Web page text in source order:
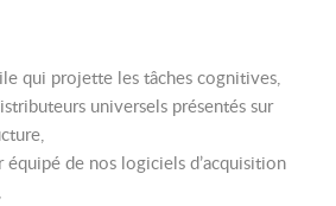
qui projette les tâches cognitives,
universels présentés sur
équipé de nos logiciels d’acquisition